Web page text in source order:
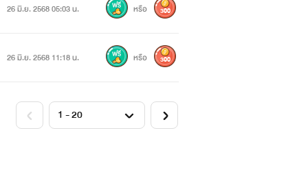
26 มิ.ย. 2568 05:03 น. หรือ 300
26 มิ.ย. 2568 11:18 น. หรือ 300